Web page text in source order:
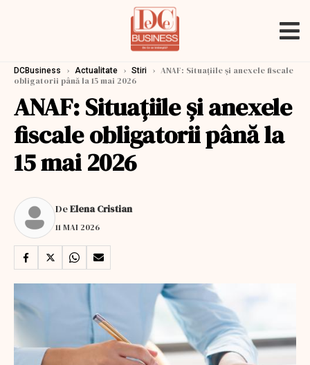
DCBusiness › Actualitate › Stiri › ANAF: Situațiile și anexele fiscale
obligatorii până la 15 mai 2026
ANAF: Situațiile și anexele
fiscale obligatorii până la
15 mai 2026
DeElena Cristian
11 MAI 2026